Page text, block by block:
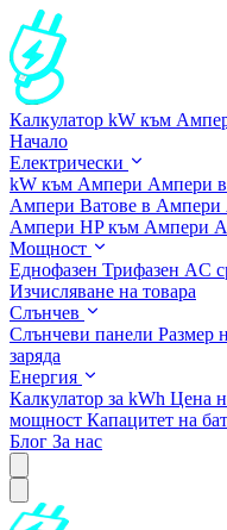
Калкулатор kW към
Начало
Електрически
kW към Ампери Ампери
Ампери Ватове в Ампери
Ампери HP към Ампери
Мощност
Еднофазен Трифазен AC
Изчисляване на товара
Слънчев
Слънчеви панели Размер
заряда
Енергия
Калкулатор за kWh Цена
мощност Капацитет на
Блог За нас